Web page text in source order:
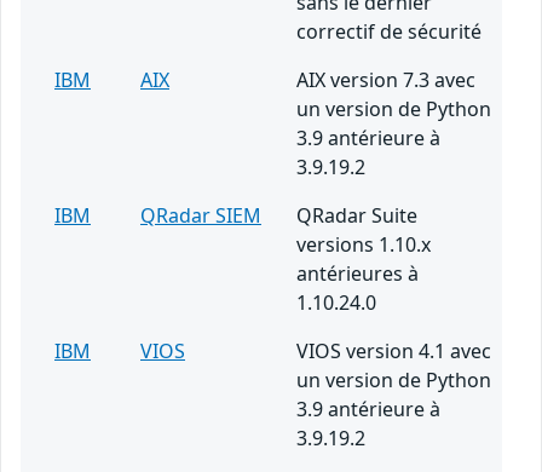
correctif de sécurité
IBM
AIX
AIX version 7.3 avec
un version de Python
3.9 antérieure à
3.9.19.2
IBM
QRadar SIEM
QRadar Suite
versions 1.10.x
antérieures à
1.10.24.0
IBM
VIOS
VIOS version 4.1 avec
un version de Python
3.9 antérieure à
3.9.19.2